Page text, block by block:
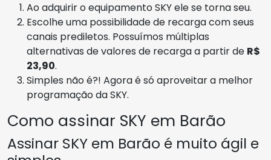
Ao adquirir o equipamento SKY ele se torna seu.
Escolhe uma possibilidade de recarga com seus
canais prediletos. Possuímos múltiplas
alternativas de valores de recarga a partir de R$
23,90.
Simples não é?! Agora é só aproveitar a melhor
programação da SKY.
Como assinar SKY em Barão
Assinar SKY em Barão é muito ágil e